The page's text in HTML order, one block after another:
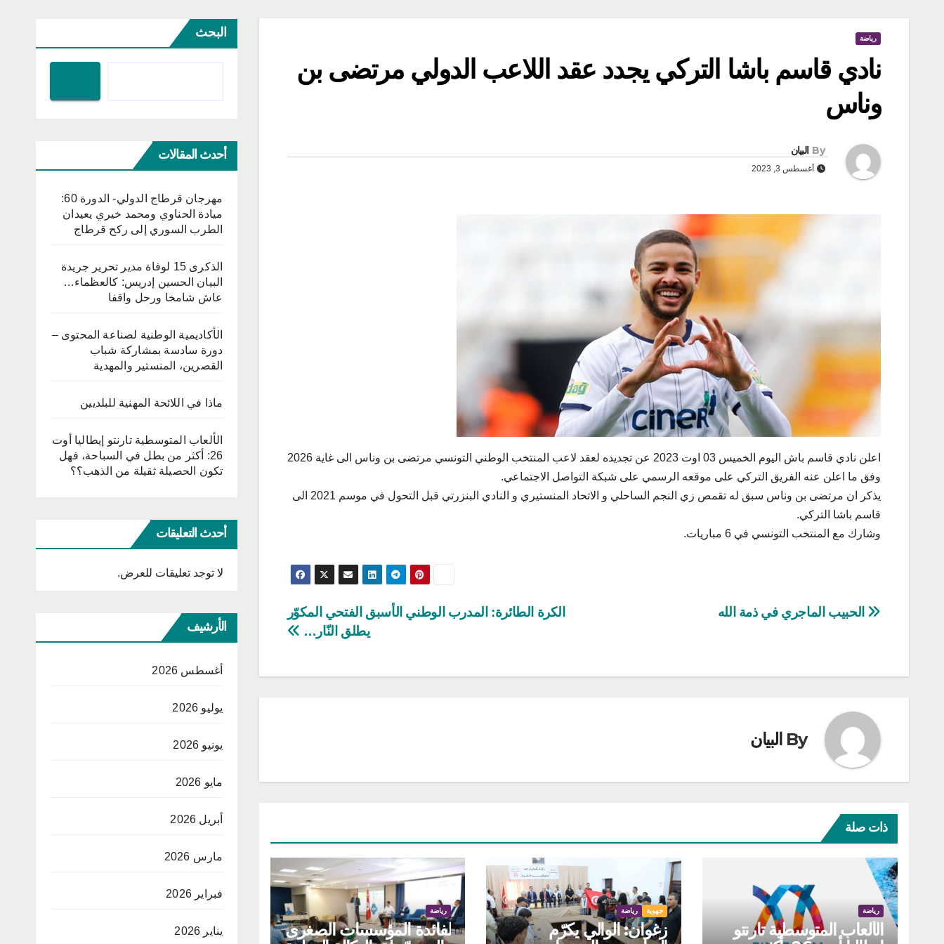
رياضة
نادي قاسم باشا التركي يجدد عقد اللاعب الدولي مرتضى بن
وناس
By البيان
أغسطس 3, 2023
اعلن نادي قاسم باش اليوم الخميس 03 اوت 2023 عن تجديده لعقد لاعب المنتخب الوطني التونسي مرتضى بن وناس الى غاية 2026
وفق ما اعلن عنه الفريق التركي على موقعه الرسمي على شبكة التواصل الاجتماعي.
يذكر ان مرتضى بن وناس سبق له تقمص زي النجم الساحلي و الاتحاد المنستيري و النادي البنزرتي قبل التحول في موسم 2021 الى
قاسم باشا التركي.
وشارك مع المنتخب التونسي في 6 مباريات.
تصفّح
الكرة الطائرة: المدرب الوطني الأسبق الفتحي المكوّر
يطلق النّار…
الحبيب الماجري في ذمة الله
By البيان
ذات صلة
رياضة
الألعاب المتوسطية تارنتو
جهوية رياضة
زغوان: الوالي يكرّم
رياضة
لفائدة المؤسسات الصغرى
البحث
أحدث المقالات
مهرجان قرطاج الدولي- الدورة 60:
ميادة الحناوي ومحمد خيري يعيدان
الطرب السوري إلى ركح قرطاج
الذكرى 15 لوفاة مدير تحرير جريدة
البيان الحسين إدريس: كالعظماء…
عاش شامخا ورحل واقفا
الأكاديمية الوطنية لصناعة المحتوى –
دورة سادسة بمشاركة شباب
القصرين، المنستير والمهدية
ماذا في اللائحة المهنية للبلديين
الألعاب المتوسطية تارنتو إيطاليا أوت
26: أكثر من بطل في السباحة، فهل
تكون الحصيلة ثقيلة من الذهب؟؟
أحدث التعليقات
لا توجد تعليقات للعرض.
الأرشيف
أغسطس 2026
يوليو 2026
يونيو 2026
مايو 2026
أبريل 2026
مارس 2026
فبراير 2026
يناير 2026